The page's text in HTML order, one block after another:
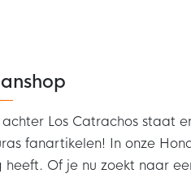
Los Catrachos staat
fanartikelen! In onze
Of je nu zoekt naar